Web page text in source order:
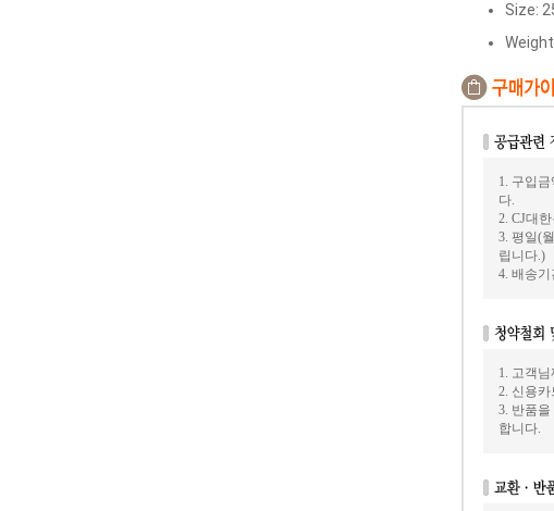
Size:
1. 구입
다.
2. CJ대
3. 평일(
립니다.)
4. 배송
1. 고객
2. 신용
3. 반품
합니다.